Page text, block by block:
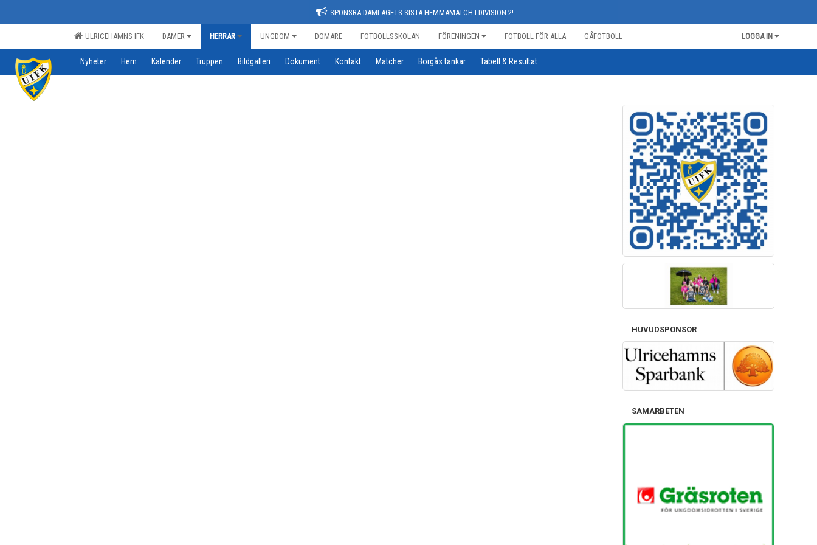
SPONSRA DAMLAGETS SISTA HEMMAMATCH I DIVISION 2!
ULRICEHAMNS IFK DAMER HERRAR UNGDOM DOMARE FOTBOLLSSKOLAN FÖRENINGEN FOTBOLL FÖR ALLA GÅFOTBOLL LOGGA IN
Nyheter Hem Kalender Truppen Bildgalleri Dokument Kontakt Matcher Borgås tankar Tabell & Resultat
HUVUDSPONSOR
SAMARBETEN